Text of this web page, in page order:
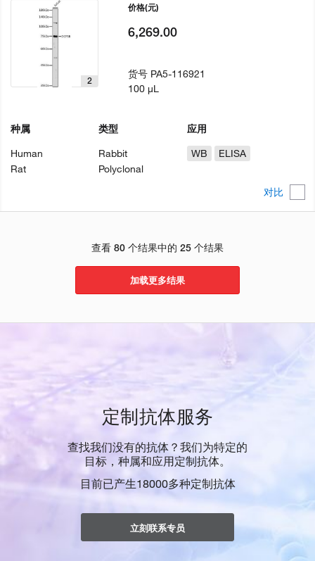
对比
2
种属
Human
Rat
类型
Rabbit
Polyclonal
应用
WB
ELISA
价格(元)
6,269.00
货号 PA5-116921
100 µL
查看 80 个结果中的 25 个结果
加载更多结果
定制抗体服务
查找我们没有的抗体？我们为特定的
目标，种属和应用定制抗体。
目前已产生18000多种定制抗体
立刻联系专员